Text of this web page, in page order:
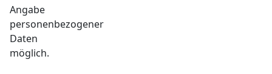
Angabe
personenbezogener
Daten
möglich.